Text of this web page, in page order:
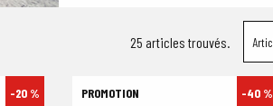
25 articles trouvés.
-20 % -40 %